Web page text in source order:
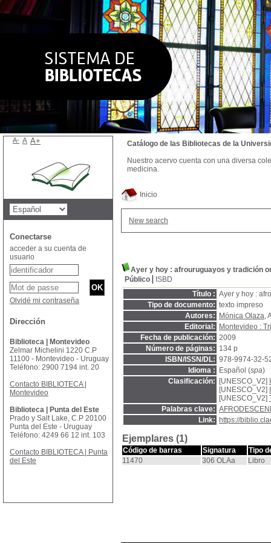
Inicio
New search
Ayer y hoy : afrouruguayos y tradición
Público
ISBD
Título : Ayer y hoy :
Tipo de documento: texto impreso
Autores:
Mónica Olaza,
Editorial:
Montevideo :
Fecha de publicación: 2009
Número de páginas: 134 p
ISBN/ISSN/DL: 978-9974-32-
Idioma :
Español (spa)
Clasificación:
[UNESCO_V2]
[UNESCO_V2]
[UNESCO_V2]
Palabras clave:
Link:
https://
Ejemplares (1)
Código de barras Signatura
Tipo
11470
306 OLAa Libro
Catálogo de las Bibliotecas de la
Nuestro acervo cuenta con una diversa
medicina.
A- A A+
Conectarse
acceder a su cuenta de
usuario
Olvidé mi contraseña
Dirección
Biblioteca | Montevideo
Zelmar Michelini 1220 C.P
11100 - Montevideo - Uruguay
Teléfono: 2900 7194 int. 20
Contacto BIBLIOTECA |
Montevideo
Biblioteca | Punta del Este
Prado y Salt Lake, C.P 20100
Punta del Este - Uruguay
Teléfono: 4249 66 12 int. 103
Contacto BIBLIOTECA | Punta
del Este